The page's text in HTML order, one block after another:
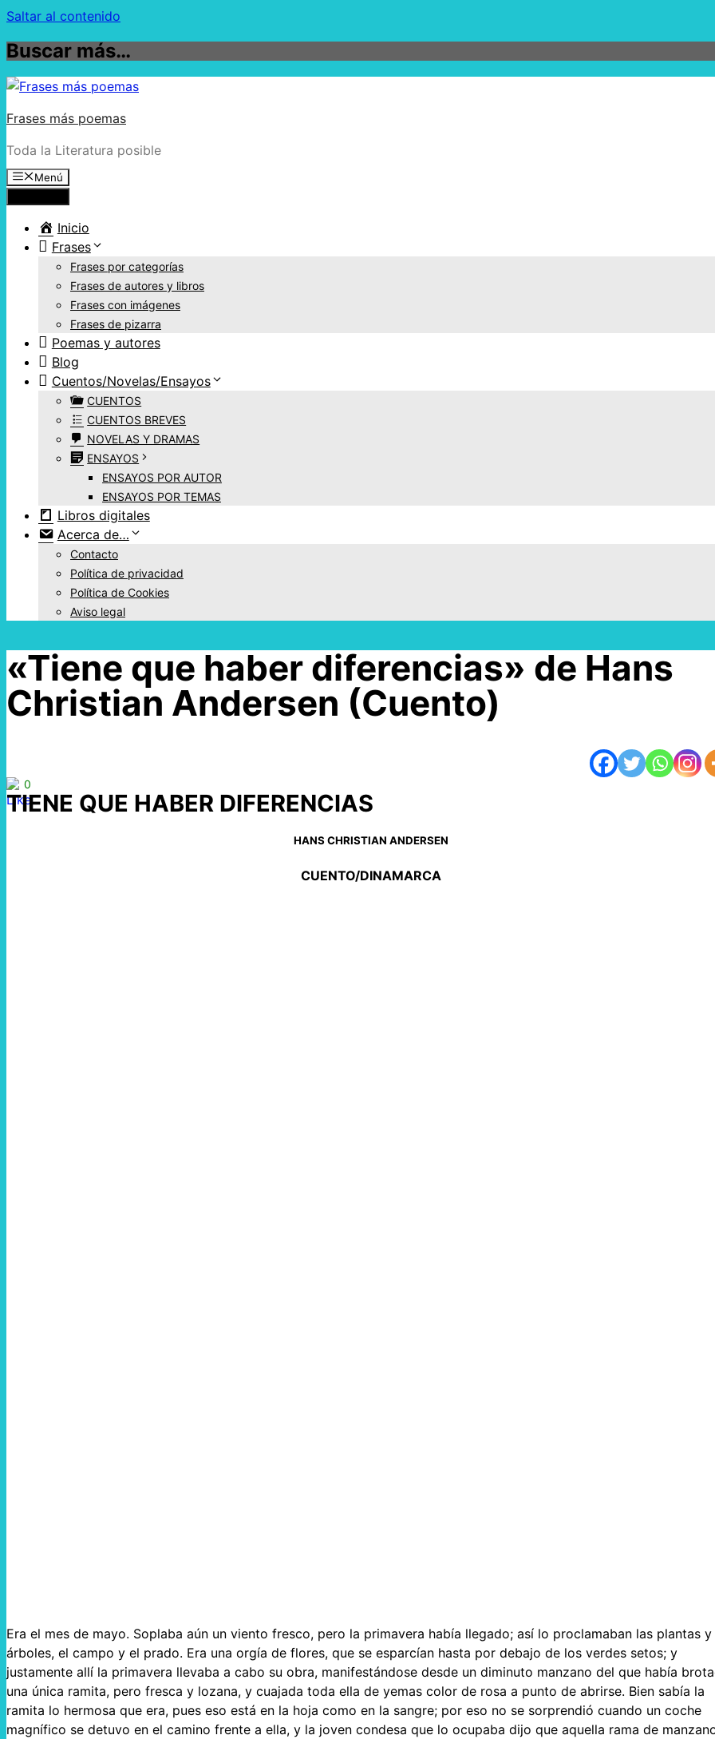
Saltar al contenido
Buscar más…
Frases más poemas
Toda la Literatura posible
Menú
Inicio
Frases
Frases por categorías
Frases de autores y libros
Frases con imágenes
Frases de pizarra
Poemas y autores
Blog
Cuentos/Novelas/Ensayos
CUENTOS
CUENTOS BREVES
NOVELAS Y DRAMAS
ENSAYOS
ENSAYOS POR AUTOR
ENSAYOS POR TEMAS
Libros digitales
Acerca de…
Contacto
Política de privacidad
Política de Cookies
Aviso legal
«Tiene que haber diferencias» de Hans
Christian Andersen (Cuento)
0
TIENE QUE HABER DIFERENCIAS
HANS CHRISTIAN ANDERSEN
CUENTO/DINAMARCA
Era el mes de mayo. Soplaba aún un viento fresco, pero la primavera había llegado; así lo proclamaban las plantas
árboles, el campo y el prado. Era una orgía de flores, que se esparcían hasta por debajo de los verdes setos; y
justamente allí la primavera llevaba a cabo su obra, manifestándose desde un diminuto manzano del que había
una única ramita, pero fresca y lozana, y cuajada toda ella de yemas color de rosa a punto de abrirse. Bien sabía la
ramita lo hermosa que era, pues eso está en la hoja como en la sangre; por eso no se sorprendió cuando un coche
magnífico se detuvo en el camino frente a ella, y la joven condesa que lo ocupaba dijo que aquella rama de